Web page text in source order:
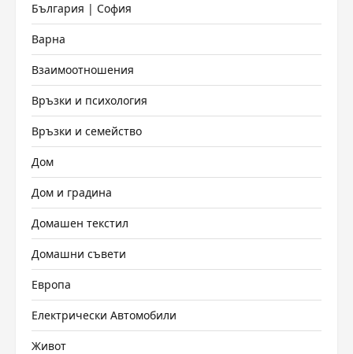
България | София
Варна
Взаимоотношения
Връзки и психология
Връзки и семейство
Дом
Дом и градина
Домашен текстил
Домашни съвети
Европа
Електрически Автомобили
Живот